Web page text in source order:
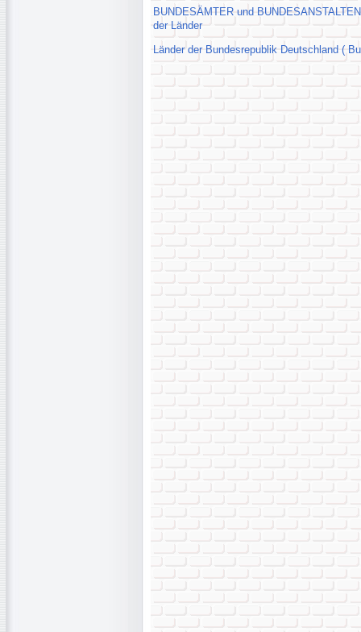
BUNDESÄMTER und
der Länder
Länder der Bundesrepublik Deutschland (